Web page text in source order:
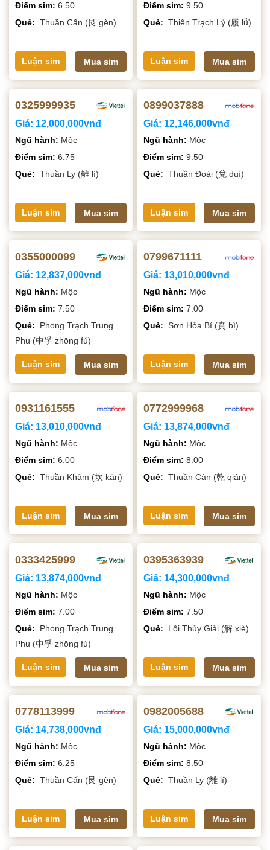
Điểm sim: 6.50
Quẻ: Thuần Cấn (艮 gèn)
Luận sim Mua sim
Điểm sim:9.50
Quẻ: Thiên Trạch Lý (履 lǚ)
Luận sim Mua sim
0325999935
Giá: 12,000,000vnđ
Ngũ hành: Mộc
Điểm sim: 6.75
Quẻ: Thuần Ly (離 lí)
Luận sim Mua sim
0899037888
Giá: 12,146,000vnđ
Ngũ hành: Mộc
Điểm sim:9.50
Quẻ: Thuần Đoài (兌 duì)
Luận sim Mua sim
0355000099
Giá: 12,837,000vnđ
Ngũ hành: Mộc
Điểm sim: 7.50
Quẻ:
Phong Trạch Trung
Phu (中孚 zhōng fú)
Luận sim Mua sim
0799671111
Giá: 13,010,000vnđ
Ngũ hành: Mộc
Điểm sim:7.00
Quẻ: Sơn Hỏa Bí (賁 bì)
Luận sim Mua sim
0931161555
Giá: 13,010,000vnđ
Ngũ hành: Mộc
Điểm sim: 6.00
Quẻ: Thuần Khảm (坎 kǎn)
Luận sim Mua sim
0772999968
Giá: 13,874,000vnđ
Ngũ hành: Mộc
Điểm sim:8.00
Quẻ: Thuần Càn (乾 qián)
Luận sim Mua sim
0333425999
Giá: 13,874,000vnđ
Ngũ hành: Mộc
Điểm sim: 7.00
Quẻ:
Phong Trạch Trung
Phu (中孚 zhōng fú)
Luận sim Mua sim
0395363939
Giá: 14,300,000vnđ
Ngũ hành: Mộc
Điểm sim:7.50
Quẻ:
Lôi Thủy Giải (解 xiè)
Luận sim Mua sim
0778113999
Giá: 14,738,000vnđ
Ngũ hành: Mộc
Điểm sim: 6.25
Quẻ: Thuần Cấn (艮 gèn)
Luận sim Mua sim
0982005688
Giá: 15,000,000vnđ
Ngũ hành: Mộc
Điểm sim:8.50
Quẻ: Thuần Ly (離 lí)
Luận sim Mua sim